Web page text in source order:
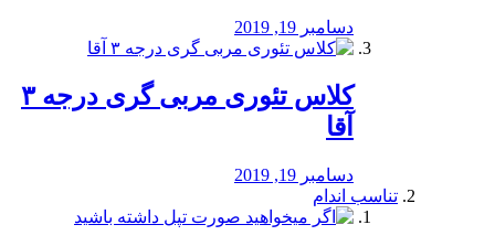
دسامبر 19, 2019
کلاس تئوری مربی گری درجه ۳
آقا
دسامبر 19, 2019
تناسب اندام